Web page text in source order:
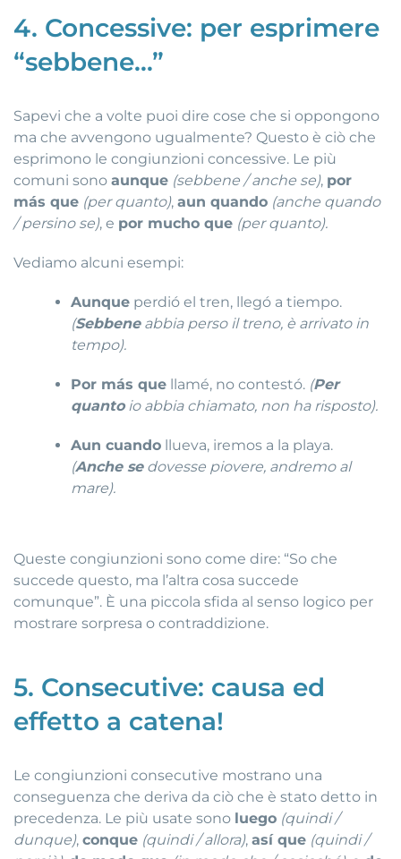
4. Concessive: per esprimere
“sebbene…”
Sapevi che a volte puoi dire cose che si oppongono
ma che avvengono ugualmente? Questo è ciò che
esprimono le congiunzioni concessive. Le più
comuni sono aunque (sebbene / anche se), por
más que (per quanto), aun quando (anche quando
/ persino se), e por mucho que (per quanto).
Vediamo alcuni esempi:
Aunque perdió el tren, llegó a tiempo.
(Sebbeneabbia perso il treno, è arrivato in
tempo).
Por más que llamé, no contestó. (Per
quantoio abbia chiamato, non ha risposto).
Aun cuando llueva, iremos a la playa.
(Anche sedovesse piovere, andremo al
mare).
Queste congiunzioni sono come dire: “So che
succede questo, ma l’altra cosa succede
comunque”. È una piccola sfida al senso logico per
mostrare sorpresa o contraddizione.
5. Consecutive: causa ed
effetto a catena!
Le congiunzioni consecutive mostrano una
conseguenza che deriva da ciò che è stato detto in
precedenza. Le più usate sono luego (quindi /
dunque), conque (quindi / allora), así que (quindi /